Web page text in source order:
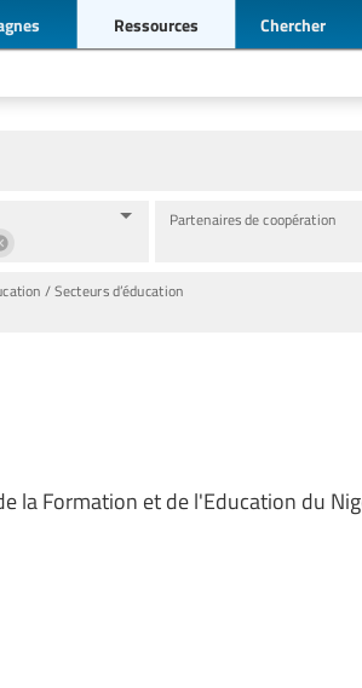
Ressources Chercher
Partenaires de coopération
/ Secteurs d’éducation
la Formation et de l'Education du